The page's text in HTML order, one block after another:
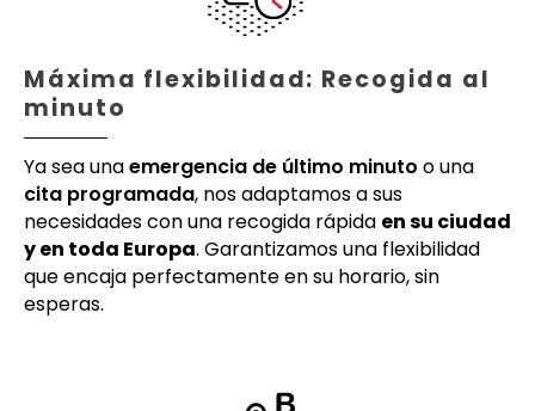
Máxima flexibilidad: Recogida al
minuto
Ya sea unaemergencia de último minuto o una
cita programada, nos adaptamos a sus
necesidades con una recogida rápida en su ciudad
y en toda Europa. Garantizamos una flexibilidad
que encaja perfectamente en su horario, sin
esperas.